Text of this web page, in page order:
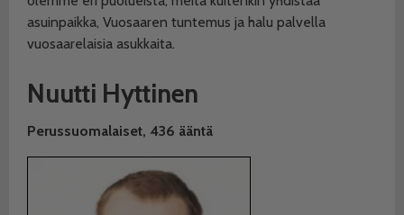
asuinpaikka, Vuosaaren tuntemus ja halu palvella
vuosaarelaisia asukkaita.
Nuutti Hyttinen
Perussuomalaiset, 436 ääntä